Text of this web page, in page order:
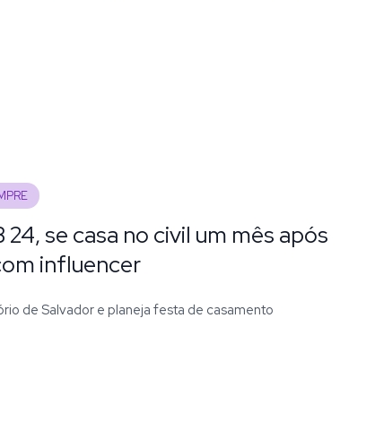
se casa no civil um mês após
influencer
de Salvador e planeja festa de casamento